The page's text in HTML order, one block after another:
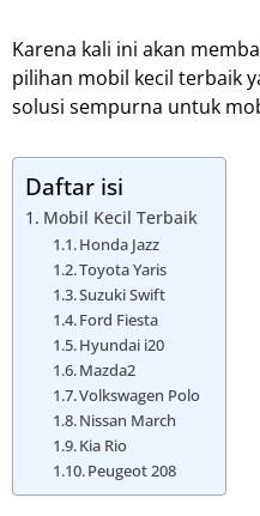
Karena kali ini akan
pilihan mobil kecil terbaik
solusi sempurna untuk
Daftar isi
Mobil Kecil Terbaik
Honda Jazz
Toyota Yaris
Suzuki Swift
Ford Fiesta
Hyundai i20
Mazda2
Volkswagen Polo
Nissan March
Kia Rio
Peugeot 208